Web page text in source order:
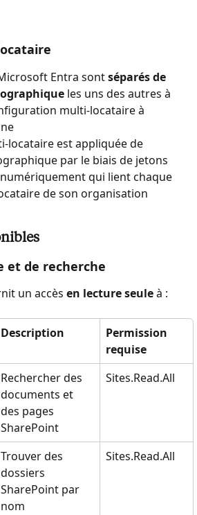
Entra sont séparés de
les uns des autres à
multi-locataire à
locataire est appliquée de
par le biais de jetons
qui lient chaque
de son organisation
et de recherche
un accès en lecture seule à :
Description
Permission
requise
Rechercher des
documents et
des pages
SharePoint
Sites.Read.All
Trouver des
dossiers
SharePoint par
nom
Sites.Read.All